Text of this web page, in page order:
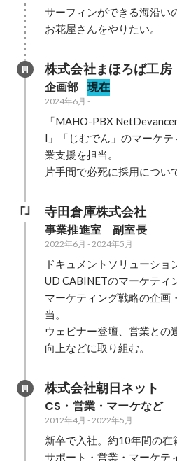
サーフィンができる海沿い
お花屋さんをやりたい。
株式会社まほろば工房
企画部 現在
2024年6月 -
「MAHO-PBX
l」「じむでん」のマーケ
業支援を担当。
片手間で必死に採用につい
寺田倉庫株式会社
事業推進室　副室長
2022年6月 - 2024年5月
ドキュメントソリューショ
UD CABINETのマーケティ
マーケティング戦略の企画
当。
ウェビナー登壇、営業との
向上などに取り組む。
株式会社朝日ネット
CS・営業・マーケなど
2012年4月 - 2022年5月
新卒で入社。約10年間の
サポート・営業・マーケテ